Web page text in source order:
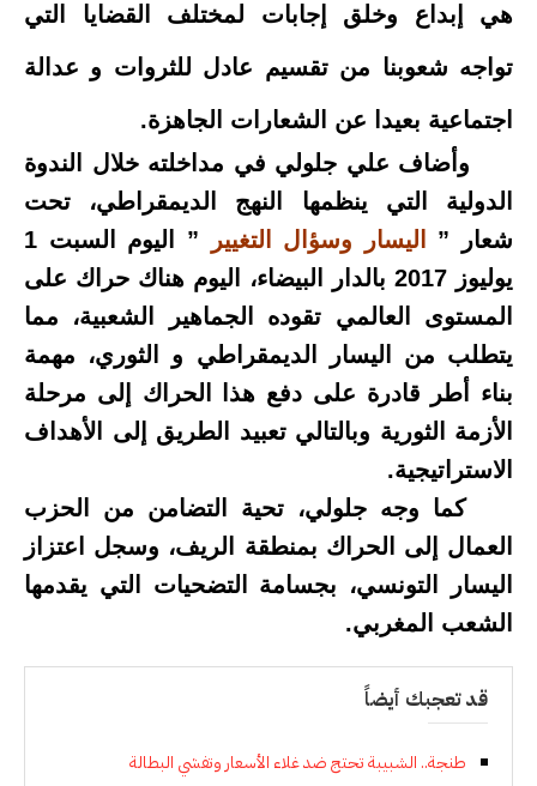
هي إبداع وخلق إجابات لمختلف القضايا التي
تواجه شعوبنا من تقسيم عادل للثروات و عدالة
اجتماعية بعيدا عن الشعارات الجاهزة.
وأضاف علي جلولي في مداخلته خلال الندوة
الدولية التي ينظمها النهج الديمقراطي، تحت
شعار ”
اليسار وسؤال التغيير
” اليوم السبت 1
يوليوز 2017 بالدار البيضاء، اليوم هناك حراك على
المستوى العالمي تقوده الجماهير الشعبية، مما
يتطلب من اليسار الديمقراطي و الثوري، مهمة
بناء أطر قادرة على دفع هذا الحراك إلى مرحلة
الأزمة الثورية وبالتالي تعبيد الطريق إلى الأهداف
الاستراتيجية.
كما وجه جلولي، تحية التضامن من الحزب
العمال إلى الحراك بمنطقة الريف، وسجل اعتزاز
اليسار التونسي، بجسامة التضحيات التي يقدمها
الشعب المغربي.
قد تعجبك أيضاً
طنجة.. الشبيبة تحتج ضد غلاء الأسعار وتفشي البطالة